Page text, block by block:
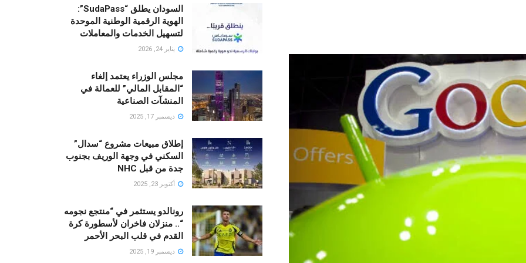
السودان يطلق “SudaPass”:
الهوية الرقمية الوطنية الموحدة
لتسهيل الخدمات والمعاملات
يناير 24, 2026
مجلس الوزراء يعتمد إلغاء
“المقابل المالي” للعمالة في
المنشآت الصناعية
ديسمبر 17, 2025
إطلاق مبيعات مشروع “سدال”
السكني في وجهة الوريف بجنوب
جدة من قبل NHC
أكتوبر 23, 2025
رونالدو يستثمر في “منتجع نجومه
“.. منزلان فاخران لأسطورة كرة
القدم في قلب البحر الأحمر
ديسمبر 19, 2025